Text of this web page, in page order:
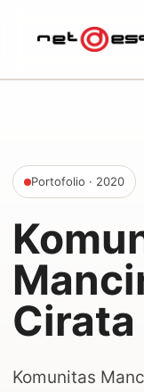
Portofolio · 2020
Komunitas